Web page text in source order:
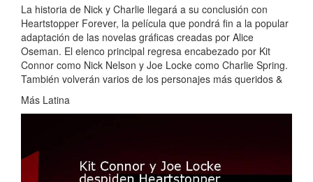
La historia de Nick y Charlie llegará a su conclusión con
Heartstopper Forever, la película que pondrá fin a la popular
adaptación de las novelas gráficas creadas por Alice
Oseman. El elenco principal regresa encabezado por Kit
Connor como Nick Nelson y Joe Locke como Charlie Spring.
También volverán varios de los personajes más queridos &
Más Latina